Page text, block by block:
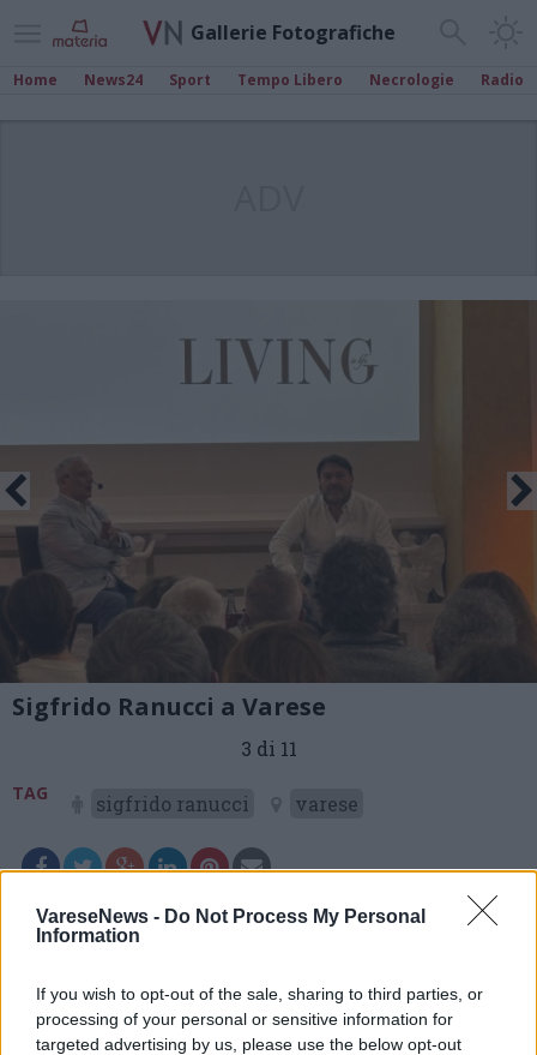
VareseNews - Do Not Process My Personal
Information
If you wish to opt-out of the sale, sharing to third parties, or
processing of your personal or sensitive information for
targeted advertising by us, please use the below opt-out
Gallerie Fotografiche
Home News24 Sport Tempo Libero Necrologie Radio
Sigfrido Ranucci a Varese
3 di 11
TAG sigfrido ranucci varese
Leggi l'articolo:
A Varese, Sigfrido Ranucci racconta ‘La scelta’: storie di